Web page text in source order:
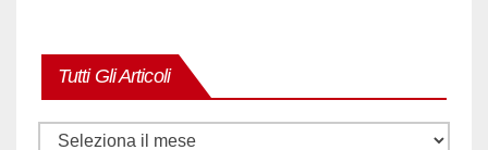
Tutti Gli Articoli
Tutti